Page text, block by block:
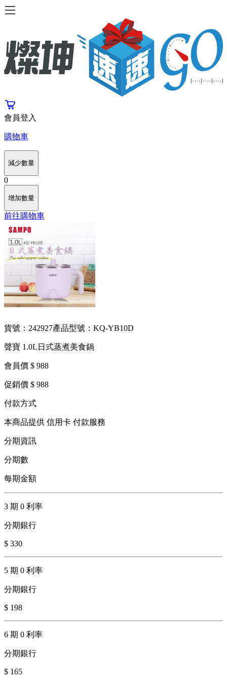
會員登入
購物車
減少數量
0
增加數量
前往購物車
貨號：242927產品型號：KQ-YB10D
聲寶 1.0L日式蒸煮美食鍋
會員價 $ 988
促銷價 $ 988
付款方式
本商品提供 信用卡 付款服務
分期資訊
分期數
每期金額
3 期 0 利率
分期銀行
$ 330
5 期 0 利率
分期銀行
$ 198
6 期 0 利率
分期銀行
$ 165